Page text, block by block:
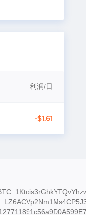
利润/日
-$1.61